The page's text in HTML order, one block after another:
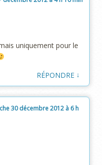
uniquement pour le
RÉPONDRE ↓
30 décembre 2012 à 6 h